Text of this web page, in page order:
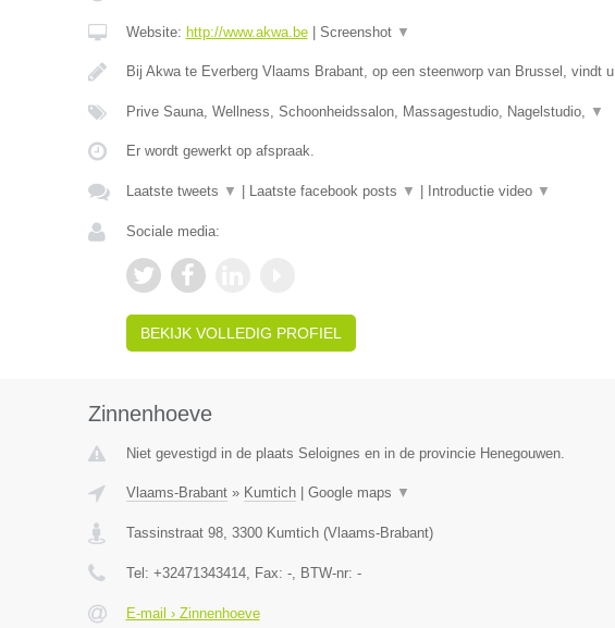
Website: http://www.akwa.be| Screenshot ▼
Bij Akwa te Everberg Vlaams Brabant, op een steenworp van Brussel, vindt u
Prive Sauna, Wellness, Schoonheidssalon, Massagestudio, Nagelstudio, ▼
Er wordt gewerkt op afspraak.
Laatste tweets ▼ Laatste facebook posts ▼ Introductie video ▼
Sociale media:
BEKIJK VOLLEDIG PROFIEL
Zinnenhoeve
Niet gevestigd in de plaats Seloignes en in de provincie Henegouwen.
Vlaams-Brabant» Kumtich| Google maps ▼
Tassinstraat 98, 3300 Kumtich(Vlaams-Brabant)
Tel: +32471343414, Fax: -, BTW-nr: -
E-mail › Zinnenhoeve